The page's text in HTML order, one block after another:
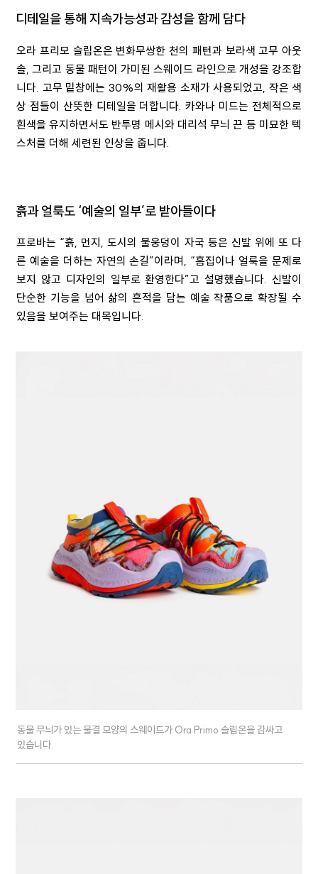
디테일을 통해 지속가능성과 감성을 함께 담다
오라 프리모 슬립온은 변화무쌍한 천의 패턴과 보라색 고무 아웃
솔, 그리고 동물 패턴이 가미된 스웨이드 라인으로 개성을 강조합
니다. 고무 밑창에는 30%의 재활용 소재가 사용되었고, 작은 색
상 점들이 산뜻한 디테일을 더합니다. 카와나 미드는 전체적으로
흰색을 유지하면서도 반투명 메시와 대리석 무늬 끈 등 미묘한 텍
스처를 더해 세련된 인상을 줍니다.
흙과 얼룩도 ‘예술의 일부’로 받아들이다
프로바는 “흙, 먼지, 도시의 물웅덩이 자국 등은 신발 위에 또 다
른 예술을 더하는 자연의 손길”이라며, “흠집이나 얼룩을 문제로
보지 않고 디자인의 일부로 환영한다”고 설명했습니다. 신발이
단순한 기능을 넘어 삶의 흔적을 담는 예술 작품으로 확장될 수
있음을 보여주는 대목입니다.
동물 무늬가 있는 물결 모양의 스웨이드가 Ora Primo 슬립온을 감싸고
있습니다.